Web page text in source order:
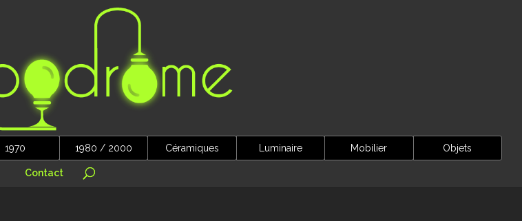
1970 1980 / 2000 Céramiques Luminaire Mobilier Objets
Contact